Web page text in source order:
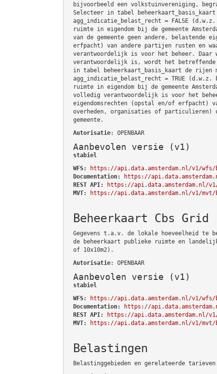
bijvoorbeeld een volkstuinvereniging,
Selecteer in tabel
agg_indicatie_belast_recht = FALSE
ruimte in eigendom bij de gemeente
van de gemeente geen andere, belastende
erfpacht) van andere partijen rusten en
verantwoordelijk is voor het beheer. Daar
verantwoordelijk is, wordt het
in tabel beheerkaart_basis_kaart de rijen
agg_indicatie_belast_recht = TRUE
ruimte in eigendom bij de gemeente
volledig verantwoordelijk is voor het
eigendomsrechten (opstal en/of erfpacht)
overheden, organisaties of particulieren)
gemeente.
Autorisatie: OPENBAAR
Aanbevolen versie (v1)
stabiel
WFS:
https://api.data.amsterdam.nl/v1/wfs/
Documentation:
https://
REST API:
https://api.data.amsterdam.nl/
MVT:
https://api.data.amsterdam.nl/v1/mvt/
Beheerkaart Cbs Grid
Gegevens t.a.v. de lokale hoeveelheid te
de beheerkaart publieke ruimte en landelijk
of 10x10m2).
Autorisatie: OPENBAAR
Aanbevolen versie (v1)
stabiel
WFS:
https://api.data.amsterdam.nl/v1/wfs/
Documentation:
https://
REST API:
https://api.data.amsterdam.nl/
MVT:
https://api.data.amsterdam.nl/v1/mvt/
Belastingen
Belastinggebieden en gerelateerde